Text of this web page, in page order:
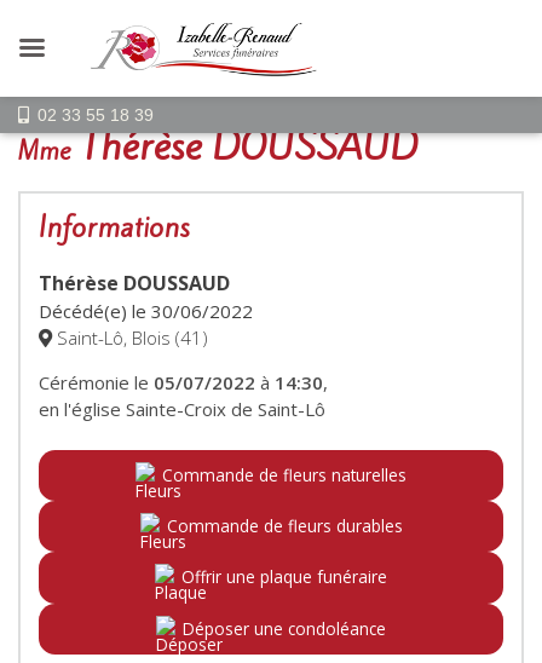
02 33 55 18 39
MmeThérèse DOUSSAUD
Informations
Thérèse DOUSSAUD
Décédé(e) le 30/06/2022
Saint-Lô, Blois (41)
Cérémonie le 05/07/2022 à 14:30,
en l'église Sainte-Croix de Saint-Lô
Commande de fleurs naturelles
Commande de fleurs durables
Offrir une plaque funéraire
Déposer une condoléance